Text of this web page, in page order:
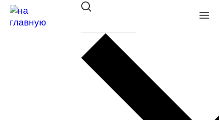
Оправа VENTO/VENTOE DELUX
мет. VD3146 C03
в наличии () *наличие товара в
конкретном салоне необходимо